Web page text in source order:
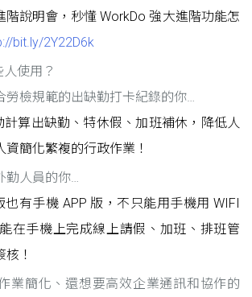
階說明會，秒懂 WorkDo 強大進階功能怎
bit.ly/2Y22D6k
使用？
勞檢規範的出缺勤打卡紀錄的你…
計算出缺勤、特休假、加班補休，降低人
簡化繁複的行政作業！
勤人員的你…
也有手機 APP 版，不只能用手機用 WIFI
在手機上完成線上請假、加班、排班管
！
業簡化、還想要高效企業通訊和協作的